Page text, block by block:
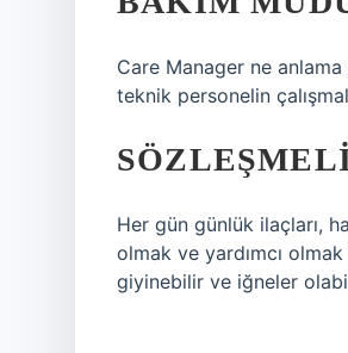
Care Manager ne anlama
teknik personelin
Her gün günlük ilaçları,
olmak ve yardımcı
giyinebilir ve iğneler